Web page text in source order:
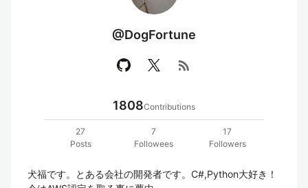
@DogFortune
rss_feed
1808Contributions
27
Posts
7
Followees
17
Followers
犬福です。とある会社の開発者です。C#,Python大好き！